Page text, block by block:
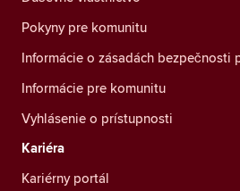
Pokyny pre komunitu
Informácie o zásadách bezpečnosti
Informácie pre komunitu
Vyhlásenie o prístupnosti
Kariéra
Kariérny portál